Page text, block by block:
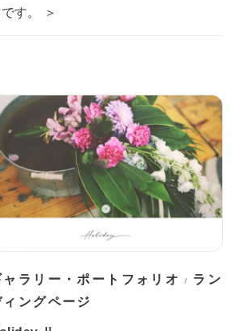
す。 ＞
ャラリー・ポートフォリオ / ラン
ィングページ